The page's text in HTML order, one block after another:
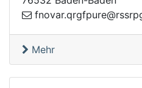
rq.ravonf
Mehr